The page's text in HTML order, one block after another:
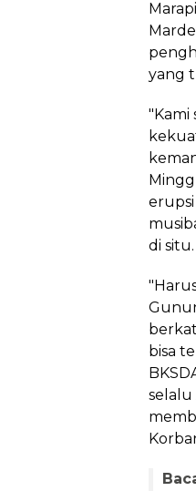
yang
"Kami
di situ.
bisa
selalu